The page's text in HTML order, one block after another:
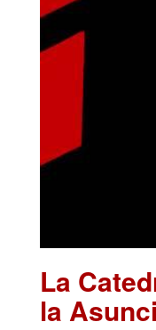
La
la